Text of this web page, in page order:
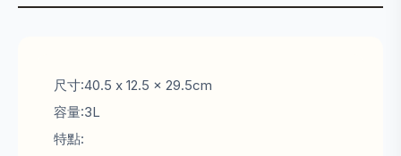
尺寸:40.5 x 12.5 x 29.5cm
容量:3L
特點: